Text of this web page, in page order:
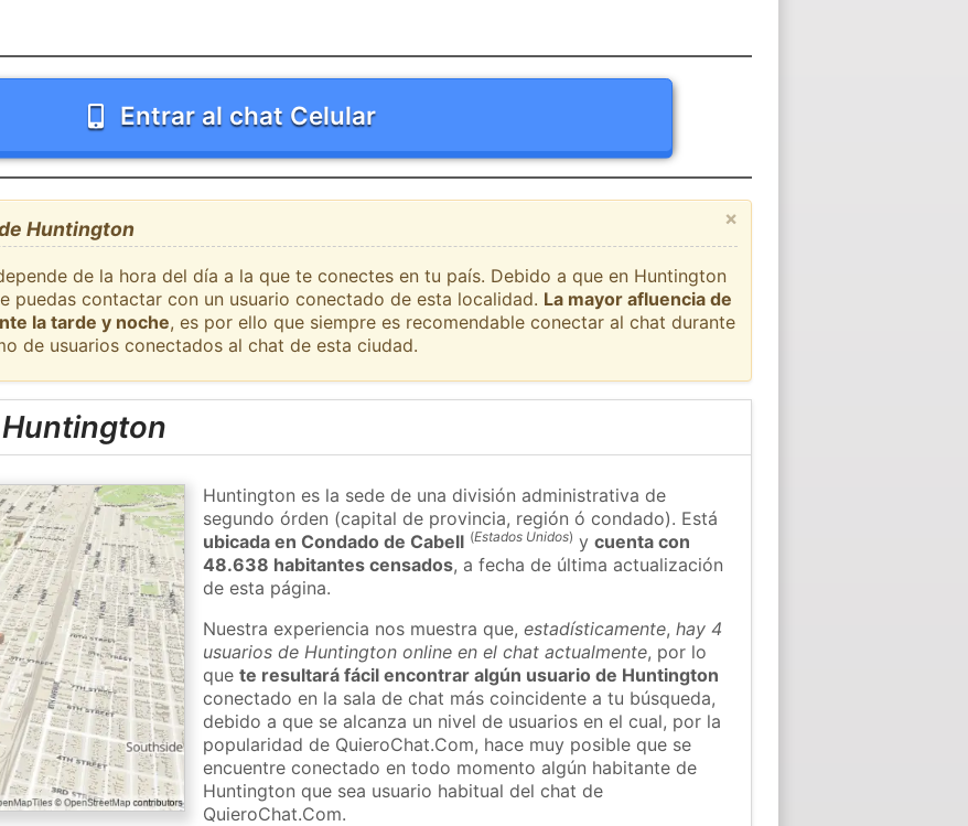
Entrar al chat Celular
×
Huntington
de la hora del día a la que te conectes en tu país. Debido a que en Huntington
puedas contactar con un usuario conectado de esta localidad. La mayor afluencia de
la tarde y noche, es por ello que siempre es recomendable conectar al chat durante
de usuarios conectados al chat de esta ciudad.
Huntington es la sede de una división administrativa de
segundo órden (capital de provincia, región ó condado). Está
ubicada en Condado de Cabell (Estados Unidos) ycuenta con
48.638 habitantes censados, a fecha de última actualización
de esta página.
Nuestra experiencia nos muestra que,estadísticamente,hay 4
usuarios de Huntington online en el chat actualmente, por lo
quete resultará fácil encontrar algún usuario de Huntington
conectado en la sala de chat más coincidente a tu búsqueda,
debido a que se alcanza un nivel de usuarios en el cual, por la
popularidad de QuieroChat.Com, hace muy posible que se
encuentre conectado en todo momento algún habitante de
Huntington que sea usuario habitual del chat de
QuieroChat.Com.